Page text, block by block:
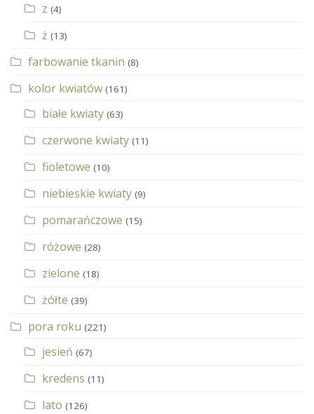
z (4)
ż (13)
farbowanie tkanin (8)
kolor kwiatów (161)
białe kwiaty (63)
czerwone kwiaty (11)
fioletowe (10)
niebieskie kwiaty (9)
pomarańczowe (15)
różowe (28)
zielone (18)
żółte (39)
pora roku (221)
jesień (67)
kredens (11)
lato (126)